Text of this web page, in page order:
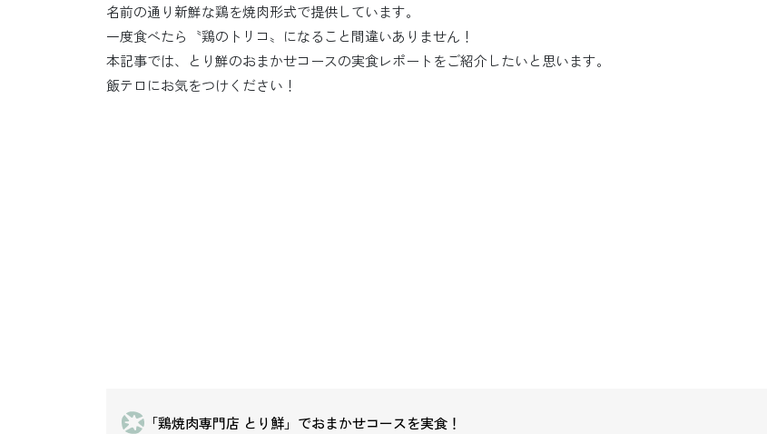
名前の通り新鮮な鶏を焼肉形式で提供しています。
一度食べたら〝鶏のトリコ〟になること間違いありません！
本記事では、とり鮮のおまかせコースの実食レポートをご紹介したいと思います。
飯テロにお気をつけください！
「鶏焼肉専門店 とり鮮」でおまかせコースを実食！